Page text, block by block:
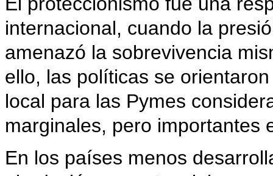
internacional, cuando la
amenazó la sobrevivencia
ello, las políticas se
local para las Pymes
marginales, pero importantes
En los países menos